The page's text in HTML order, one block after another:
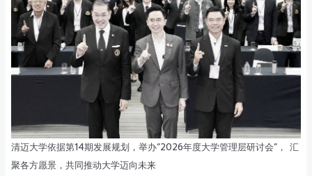
清迈大学依据第14期发展规划，举办“2026年度大学管理层研讨会”， 汇
聚各方愿景，共同推动大学迈向未来